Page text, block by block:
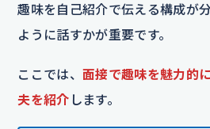
趣味を自己紹介で伝える構成が
ように話すかが重要です。
ここでは、 面接で趣味を魅力的
夫を紹介 します。